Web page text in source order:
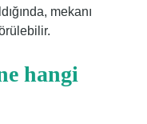
mekanı
hangi